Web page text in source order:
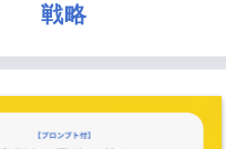
戦略